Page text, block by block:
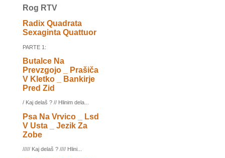
Rog RTV
Radix Quadrata
Sexaginta Quattuor
PARTE 1:
Butalce Na
Prevzgojo _ Prašiča
V Kletko _ Bankirje
Pred Zid
/ Kaj delaš ? // Hlinim dela...
Psa Na Vrvico _ Lsd
V Usta _ Jezik Za
Zobe
///// Kaj delaš ? //// Hlini...